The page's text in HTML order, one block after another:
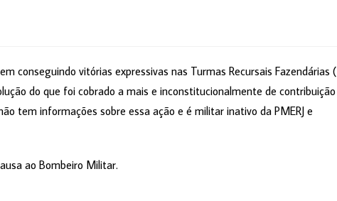
conseguindo vitórias expressivas nas Turmas Recursais Fazendárias (
do que foi cobrado a mais e inconstitucionalmente de contribuição
tem informações sobre essa ação e é militar inativo da PMERJ e
ao Bombeiro Militar.